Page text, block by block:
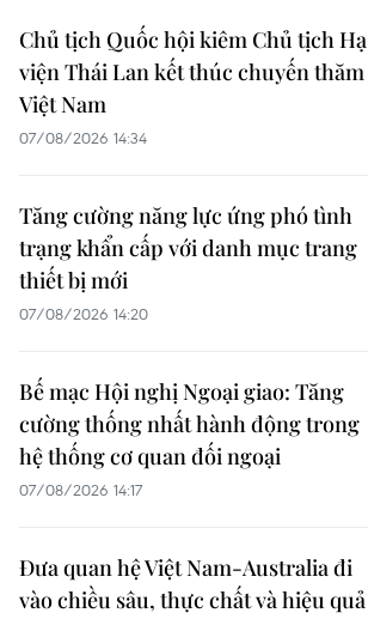
Chủ tịch Quốc hội kiêm Chủ tịch Hạ
viện Thái Lan kết thúc chuyến thăm
Việt Nam
07/08/2026 14:34
Tăng cường năng lực ứng phó tình
trạng khẩn cấp với danh mục trang
thiết bị mới
07/08/2026 14:20
Bế mạc Hội nghị Ngoại giao: Tăng
cường thống nhất hành động trong
hệ thống cơ quan đối ngoại
07/08/2026 14:17
Đưa quan hệ Việt Nam-Australia đi
vào chiều sâu, thực chất và hiệu quả